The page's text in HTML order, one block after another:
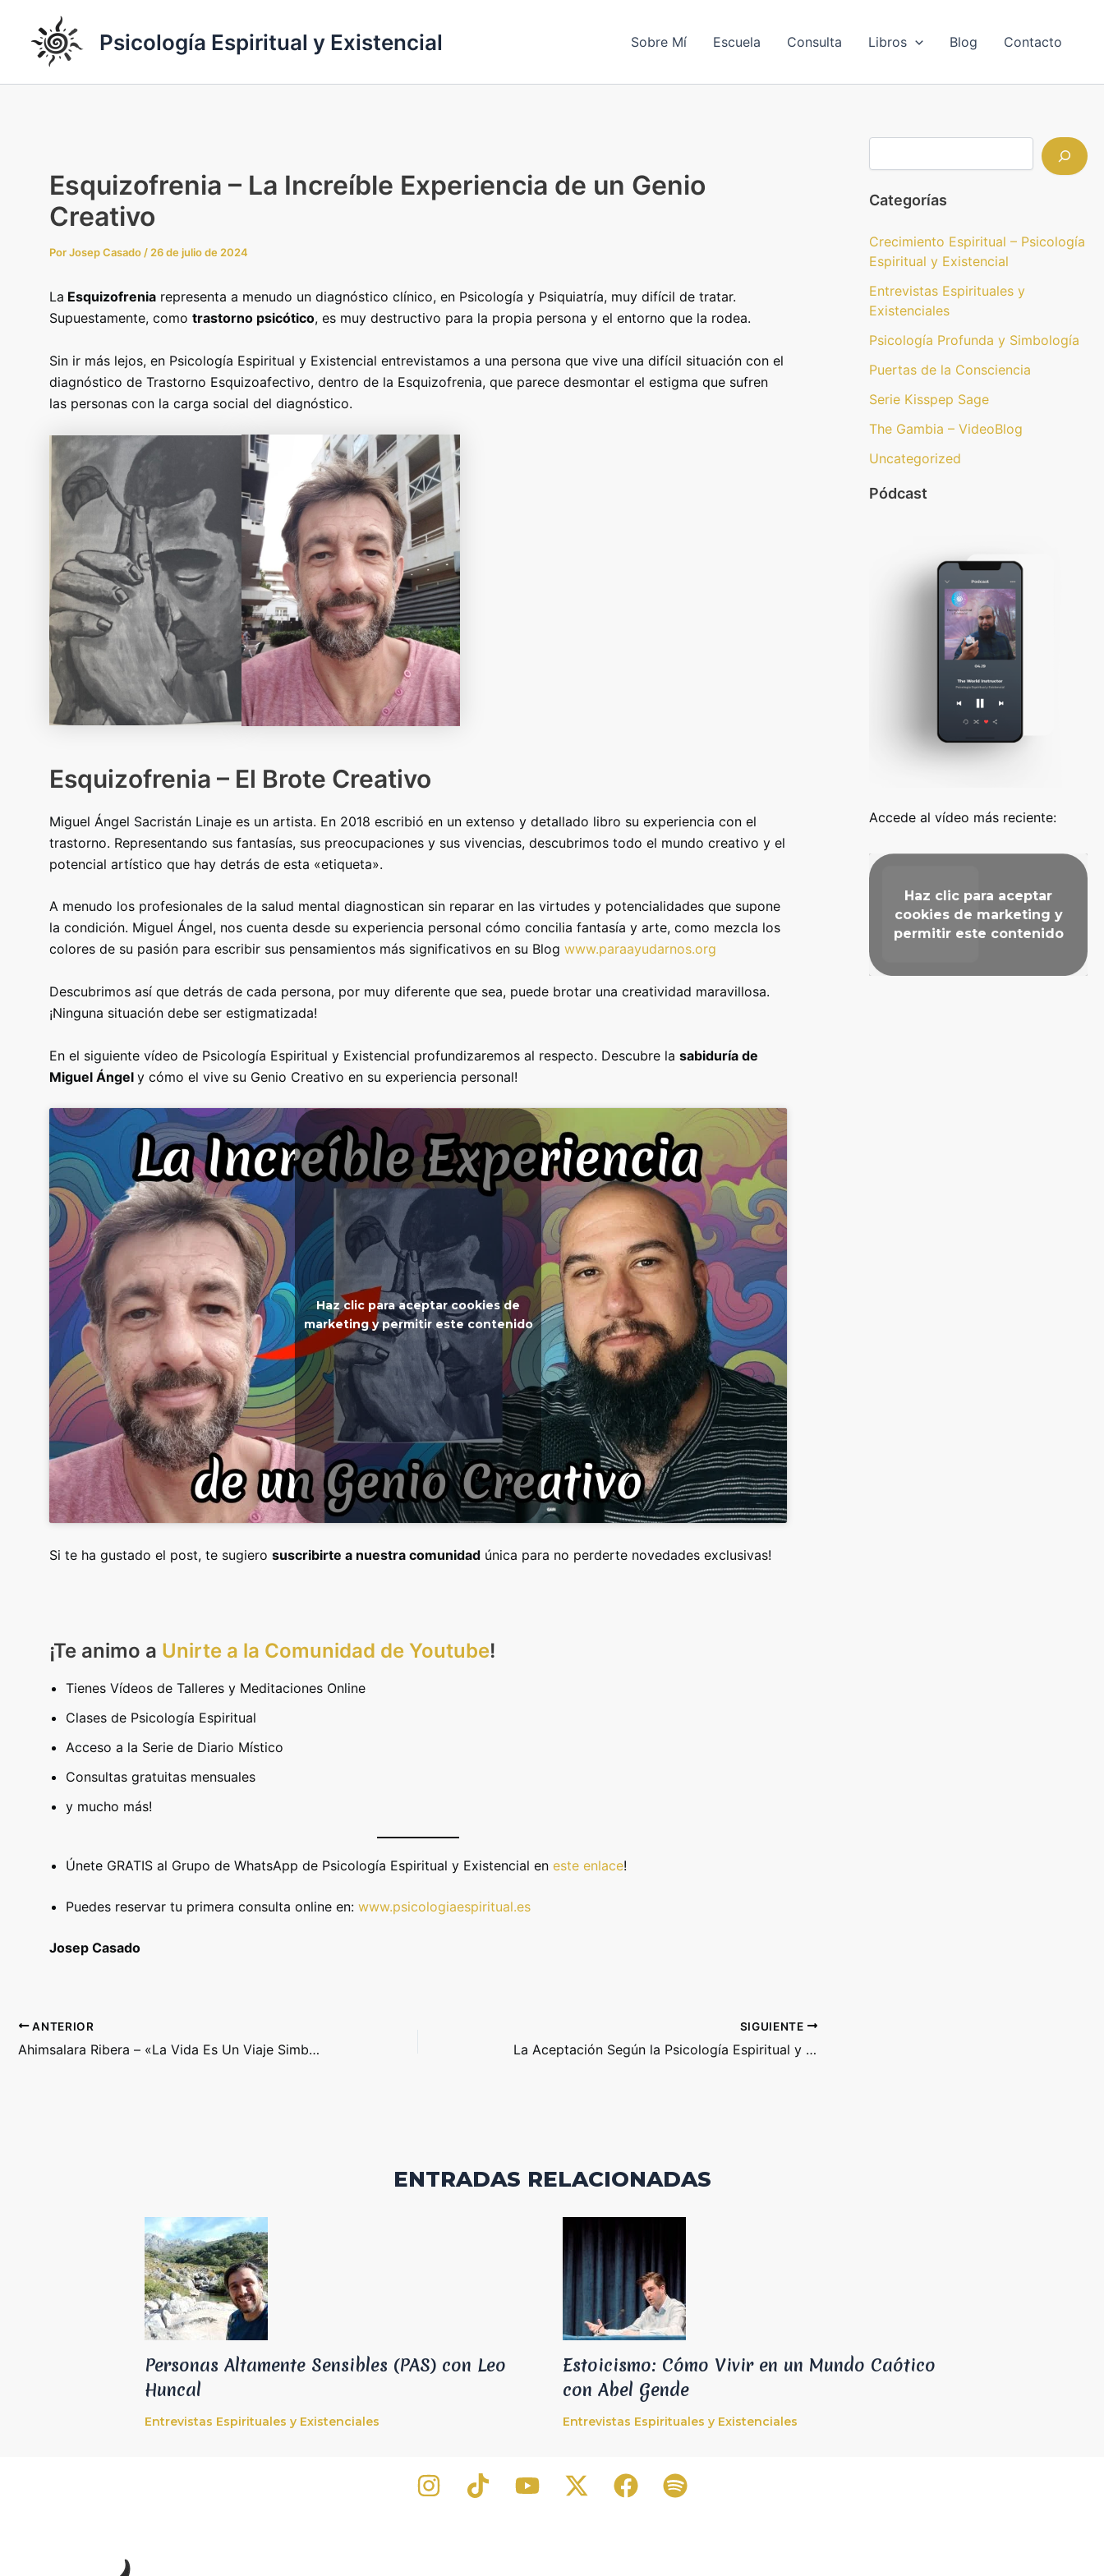
contenido
Psicología Espiritual y Existencial Sobre Mí Escuela Consulta Libros Blog Contacto
Esquizofrenia – La Increíble Experiencia de un Genio
Creativo
PorJosep Casado / 26 de julio de 2024
La Esquizofrenia representa a menudo un diagnóstico clínico, en Psicología y Psiquiatría, muy difícil de tratar.
Supuestamente, como trastorno psicótico, es muy destructivo para la propia persona y el entorno que la rodea.
Sin ir más lejos, en Psicología Espiritual y Existencial entrevistamos a una persona que vive una difícil situación con el
diagnóstico de Trastorno Esquizoafectivo, dentro de la Esquizofrenia, que parece desmontar el estigma que sufren
las personas con la carga social del diagnóstico.
Esquizofrenia – El Brote Creativo
Miguel Ángel Sacristán Linaje es un artista. En 2018 escribió en un extenso y detallado libro su experiencia con el
trastorno. Representando sus fantasías, sus preocupaciones y sus vivencias, descubrimos todo el mundo creativo y el
potencial artístico que hay detrás de esta «etiqueta».
A menudo los profesionales de la salud mental diagnostican sin reparar en las virtudes y potencialidades que supone
la condición. Miguel Ángel, nos cuenta desde su experiencia personal cómo concilia fantasía y arte, como mezcla los
colores de su pasión para escribir sus pensamientos más significativos en su Blog www.paraayudarnos.org
Descubrimos así que detrás de cada persona, por muy diferente que sea, puede brotar una creatividad maravillosa.
¡Ninguna situación debe ser estigmatizada!
En el siguiente vídeo de Psicología Espiritual y Existencial profundizaremos al respecto. Descubre la sabiduría de
Miguel Ángel y cómo el vive su Genio Creativo en su experiencia personal!
Haz clic para aceptar cookies de
marketing y permitir este contenido
Si te ha gustado el post, te sugiero suscribirte a nuestra comunidad única para no perderte novedades exclusivas!
¡Te animo a Unirte a la Comunidad de Youtube!
Tienes Vídeos de Talleres y Meditaciones Online
Clases de Psicología Espiritual
Acceso a la Serie de Diario Místico
Consultas gratuitas mensuales
y mucho más!
Únete GRATIS al Grupo de WhatsApp de Psicología Espiritual y Existencial en este enlace!
Puedes reservar tu primera consulta online en: www.psicologiaespiritual.es
Josep Casado
ANTERIOR
Ahimsalara Ribera – «La Vida Es Un Viaje Simbólico»
SIGUIENTE
La Aceptación Según la Psicología Espiritual y Existencial
s
r
Categorías
Crecimiento Espiritual – Psicología
Espiritual y Existencial
Entrevistas Espirituales y
Existenciales
Psicología Profunda y Simbología
Puertas de la Consciencia
Serie Kisspep Sage
The Gambia – VideoBlog
Uncategorized
Pódcast
Accede al vídeo más reciente:
Haz clic para aceptar
cookies de marketing y
permitir este contenido
ENTRADAS RELACIONADAS
Personas Altamente Sensibles (PAS) con Leo
Huncal
Entrevistas Espirituales y Existenciales
Estoicismo: Cómo Vivir en un Mundo Caótico
con Abel Gende
Entrevistas Espirituales y Existenciales